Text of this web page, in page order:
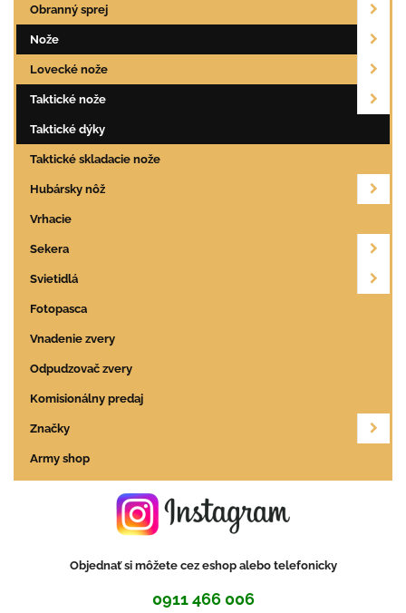
Obranný sprej
Nože
Lovecké nože
Taktické nože
Taktické dýky
Taktické skladacie nože
Hubársky nôž
Vrhacie
Sekera
Svietidlá
Fotopasca
Vnadenie zvery
Odpudzovač zvery
Komisionálny predaj
Značky
Army shop
Objednať si môžete cez eshop alebo telefonicky
0911 466 006